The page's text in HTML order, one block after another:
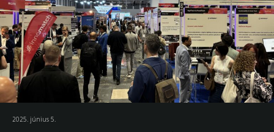
2025. június 5.